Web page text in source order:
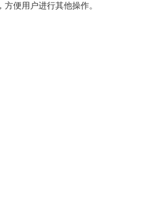
便用户进行其他操作。